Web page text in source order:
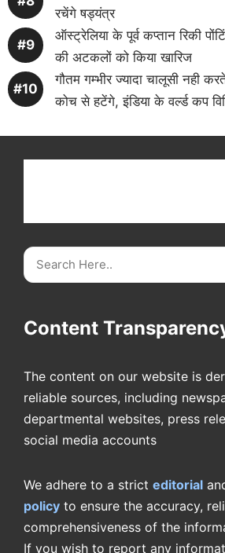
रचेंगे षड्यंत्र
ऑस्ट्रेलिया के पूर्व कप्तान रिकी
की अटकलों को किया खारिज
गौतम गम्भीर ज्यादा चालूसी नही
कोच से हटेंगे, इंडिया के वर्ल्ड कप
Search
Content
The content on our website is
reliable sources, including
departmental websites, press
social media accounts
We adhere to a strict editorial
policy to ensure the accuracy,
comprehensiveness of the
If you wish to report any